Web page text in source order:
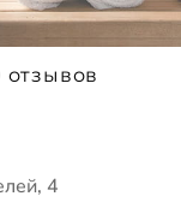
отзывов
4